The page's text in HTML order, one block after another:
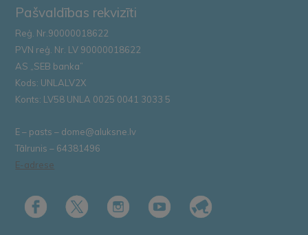
Pašvaldības rekvizīti
Reģ. Nr.90000018622
PVN reģ. Nr. LV 90000018622
AS „SEB banka”
Kods: UNLALV2X
Konts: LV58 UNLA 0025 0041 3033 5
E – pasts – dome@aluksne.lv
Tālrunis – 64381496
E-adrese